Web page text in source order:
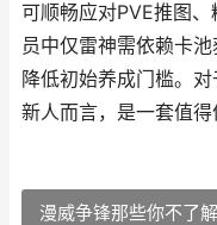
可顺畅应对PVE推图
员中仅雷神需依赖卡
降低初始养成门槛。
新人而言，是一套值得
漫威争锋那些你不了